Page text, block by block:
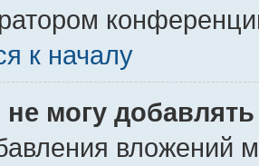
к началу
могу
вложений